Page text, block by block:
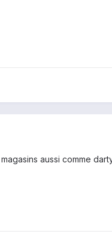
aussi comme